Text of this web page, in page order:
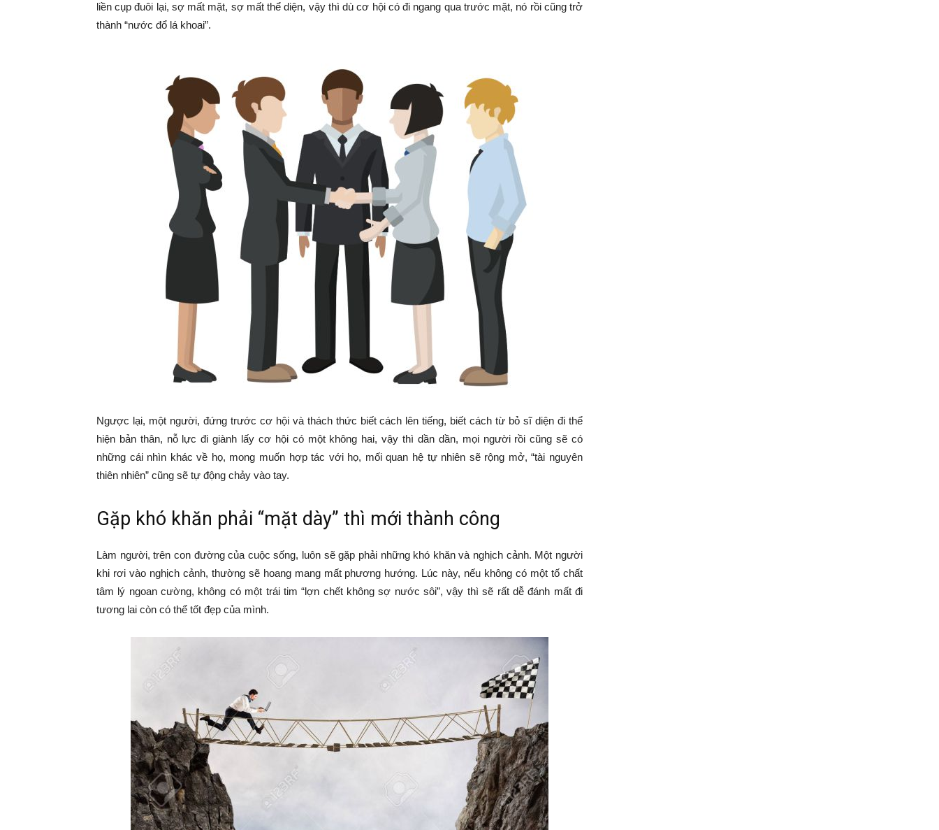
liền cụp đuôi lại, sợ mất mặt, sợ mất thể diện, vậy thì dù cơ hội có đi ngang qua trước mặt, nó rồi cũng trở
thành “nước đổ lá khoai”.
Ngược lại, một người, đứng trước cơ hội và thách thức biết cách lên tiếng, biết cách từ bỏ sĩ diện đi thể
hiện bản thân, nỗ lực đi giành lấy cơ hội có một không hai, vậy thì dần dần, mọi người rồi cũng sẽ có
những cái nhìn khác về họ, mong muốn hợp tác với họ, mối quan hệ tự nhiên sẽ rộng mở, “tài nguyên
thiên nhiên” cũng sẽ tự động chảy vào tay.
Gặp khó khăn phải “mặt dày” thì mới thành công
Làm người, trên con đường của cuộc sống, luôn sẽ gặp phải những khó khăn và nghịch cảnh. Một người
khi rơi vào nghịch cảnh, thường sẽ hoang mang mất phương hướng. Lúc này, nếu không có một tố chất
tâm lý ngoan cường, không có một trái tim “lợn chết không sợ nước sôi”, vậy thì sẽ rất dễ đánh mất đi
tương lai còn có thể tốt đẹp của mình.